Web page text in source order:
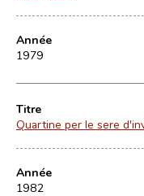
Année
1979
Titre
Quartine per le sere
Année
1982